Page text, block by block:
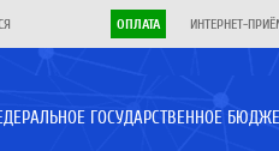
ОПЛАТА ИНТЕРНЕТ-
ГОСУДАРСТВЕННОЕ